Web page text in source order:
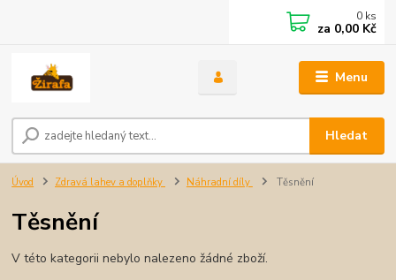
Menu
Hledat
0 ks
za 0,00 Kč
Úvod Zdravá lahev a doplňky Náhradní díly Těsnění
Těsnění
V této kategorii nebylo nalezeno žádné zboží.